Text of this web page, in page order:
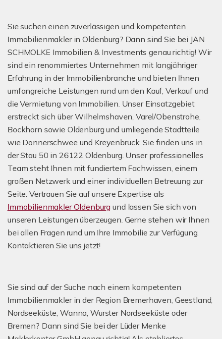
Sie suchen einen zuverlässigen und kompetenten
Immobilienmakler in Oldenburg? Dann sind Sie bei JAN
SCHMOLKE Immobilien & Investments genau richtig! Wir
sind ein renommiertes Unternehmen mit langjähriger
Erfahrung in der Immobilienbranche und bieten Ihnen
umfangreiche Leistungen rund um den Kauf, Verkauf und
die Vermietung von Immobilien. Unser Einsatzgebiet
erstreckt sich über Wilhelmshaven, Varel/Obenstrohe,
Bockhorn sowie Oldenburg und umliegende Stadtteile
wie Donnerschwee und Kreyenbrück. Sie finden uns in
der Stau 50 in 26122 Oldenburg. Unser professionelles
Team steht Ihnen mit fundiertem Fachwissen, einem
großen Netzwerk und einer individuellen Betreuung zur
Seite. Vertrauen Sie auf unsere Expertise als
Immobilienmakler Oldenburg und lassen Sie sich von
unseren Leistungen überzeugen. Gerne stehen wir Ihnen
bei allen Fragen rund um Ihre Immobilie zur Verfügung.
Kontaktieren Sie uns jetzt!
Sie sind auf der Suche nach einem kompetenten
Immobilienmakler in der Region Bremerhaven, Geestland,
Nordseeküste, Wanna, Wurster Nordseeküste oder
Bremen? Dann sind Sie bei der Lüder Menke